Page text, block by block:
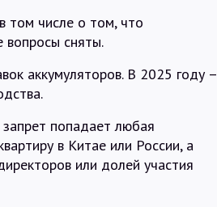
том числе о том, что
вопросы сняты.
аккумуляторов. В 2025 году –
попадает любая
в Китае или России, а
или долей участия